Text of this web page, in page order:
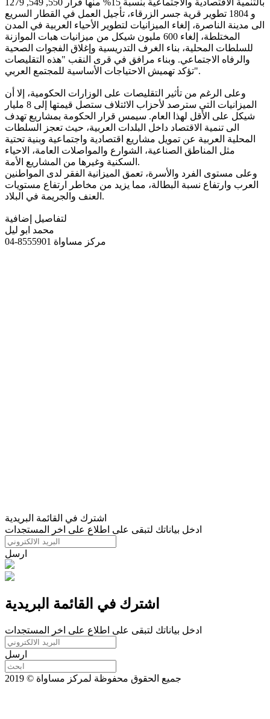
و 1804 تطوير قرية جسر الزرقاء، تأجيل العمل في القطار السريع
الى مدينة الناصرة، إلغاء الميزانيات لتطوير الأحياء العربية في المدن
المختلطة، إلغاء 600 مليون شيكل من ميزانيات هبات الموازنة
للسلطات المحلية، بناء الغرف التدريسية وإغلاق الفجوات الصحية
والرفاه الاجتماعي. وبناء مرافق في قرى النقب "هذه التقليصات
تؤكد تهميش الاحتياجات الأساسية للمجتمع العربي".
وعلى الرغم من تأثير التقليصات على الوزارات الحكومية، إلا أن
الميزانيات التي سترصد لأحزاب الائتلاف ستصل قيمتها إلى 8 مليار
شيكل على الأقل لهذا العام. سيمس قرار الحكومة بمشاريع تهدف
الى تنمية الاقتصاد داخل البلدات العربية، حيث تعجز السلطات
المحلية العربية عن تمويل مشاريع اقتصادية واجتماعية وبنية تحتية
مثل المناطق الصناعية، الشوارع والمواصلات العامة، الاحياء
السكنية وغيرها من المشاريع الأمة.
وعلى مستوى الفرد والأسرة، تعمق الميزانية الفقر لدى المواطنين
العرب وارتفاع نسبة البطالة، مما يزيد من مخاطر ارتفاع مستويات
العنف والجريمة في البلاد.
مركز مساواة 8555901-04
اشترك في القائمة البريدية
ادخل بياناتك لتبقى على اطلاع على اخر المستجدات
ارسل
اشترك في القائمة البريدية
ادخل بياناتك لتبقى على اطلاع على اخر المستجدات
ارسل
جميع الحقوق محفوظة لمركز مساواة © 2019